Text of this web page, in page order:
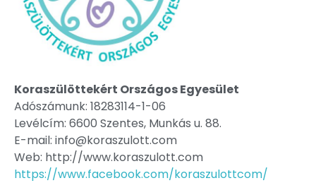
Koraszülöttekért Országos Egyesület
Adószámunk: 18283114-1-06
Levélcím: 6600 Szentes, Munkás u. 88.
E-mail: info@koraszulott.com
Web: http://www.koraszulott.com
https://www.facebook.com/koraszulottcom/